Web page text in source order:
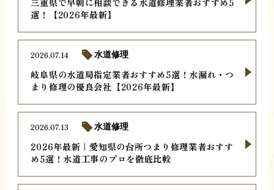
選！【2026年最新】
岐阜県の水道局指定業者おすすめ5選！水漏れ・つ
まり修理の優良会社【2026年最新】
2026.07.14 水道修理
2026年最新｜愛知県の台所つまり修理業者おすす
め5選！水道工事のプロを徹底比較
2026.07.13 水道修理